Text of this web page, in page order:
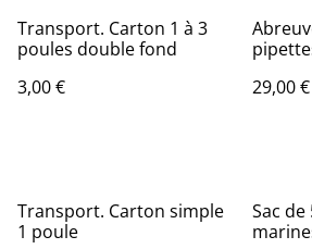
Transport. Carton 1 à 3
poules double fond
3,00 €
29,00 €
Transport. Carton simple
1 poule
Sac